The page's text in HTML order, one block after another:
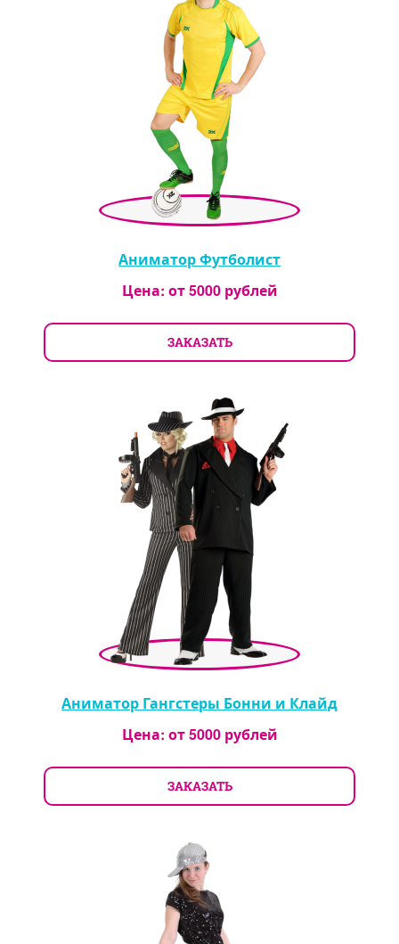
Аниматор Футболист
Цена: от5000рублей
ЗАКАЗАТЬ
Аниматор Гангстеры Бонни и Клайд
Цена: от5000рублей
ЗАКАЗАТЬ